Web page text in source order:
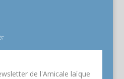
de l'Amicale laïque